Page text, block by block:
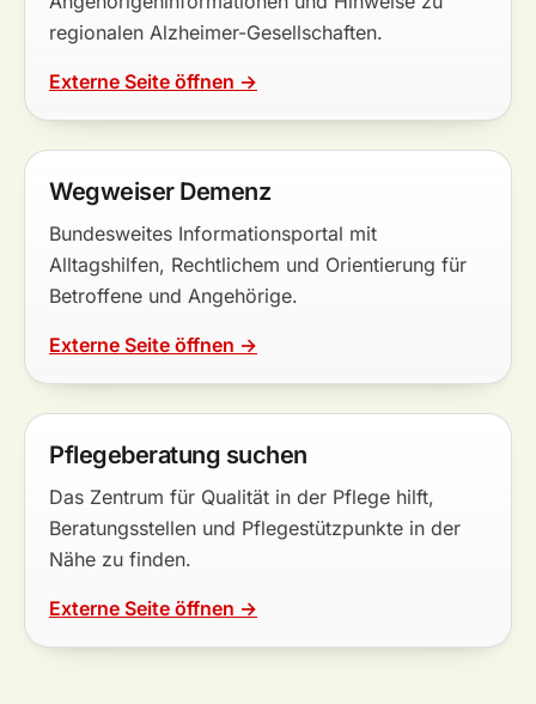
regionalen Alzheimer-Gesellschaften.
Externe Seite öffnen →
Wegweiser Demenz
Bundesweites Informationsportal mit
Alltagshilfen, Rechtlichem und Orientierung für
Betroffene und Angehörige.
Externe Seite öffnen →
Pflegeberatung suchen
Das Zentrum für Qualität in der Pflege hilft,
Beratungsstellen und Pflegestützpunkte in der
Nähe zu finden.
Externe Seite öffnen →